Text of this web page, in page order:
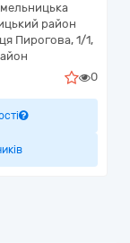
район
Пирогова, 1/1,
0